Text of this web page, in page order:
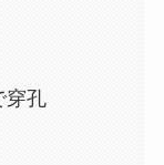
穿孔